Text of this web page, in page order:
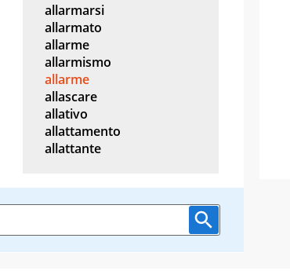
allarmarsi
allarmato
allarme
allarmismo
allarme
allascare
allativo
allattamento
allattante